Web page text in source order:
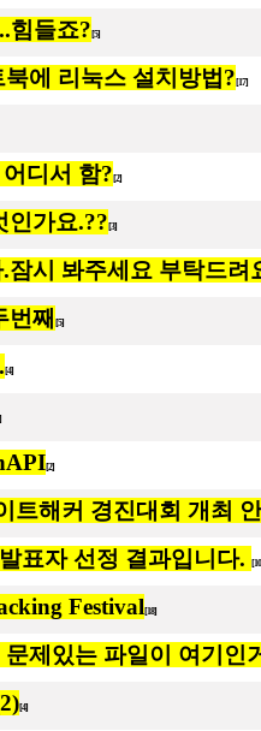
힘들죠? [5]
에 리눅스 설치방법? [17]
디서 함? [2]
인가요.?? [3]
잠시 봐주세요 부탁드려
번째 [5]
[4]
[2]
트해커 경진대회 개최
표자 선정 결과입니다.
Festival[18]
제있는 파일이 여기인
[4]